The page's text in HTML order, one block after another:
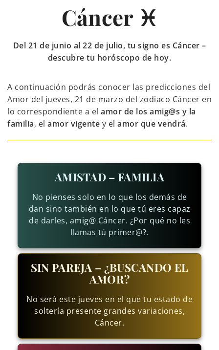
Cáncer ♓
Del 21 de junio al 22 de julio, tu signo es Cáncer –
descubre tu horóscopo de hoy.
A continuación podrás conocer las predicciones del
Amor del jueves, 21 de marzo del zodiaco Cáncer en
lo correspondiente a el amor de los amig@s y la
familia, el amor vigente y el amor que vendrá.
AMISTAD – FAMILIA
No pienses solo en lo que los demás de
dan sino también en lo que tú eres capaz
de darles, amig@ Cáncer. ¿Por qué no les
llamas tú primer@?.
SIN PAREJA – ¿BUSCANDO EL
AMOR?
No será este jueves en el que tu estado de
soltería presente grandes variaciones,
Cáncer.